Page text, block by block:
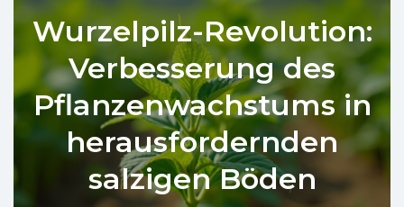
Wurzelpilz-Revolution:
Verbesserung des
Pflanzenwachstums in
herausfordernden
salzigen Böden